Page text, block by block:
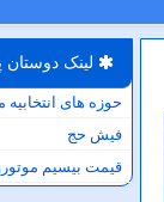
لینک دوستان
حوزه های
فیش حج
قیمت بیسیم